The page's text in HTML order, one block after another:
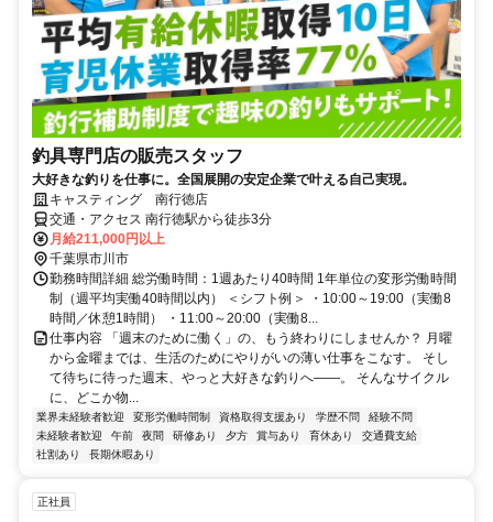
釣具専門店の販売スタッフ
大好きな釣りを仕事に。全国展開の安定企業で叶える自己実現。
キャスティング 南行徳店
交通・アクセス 南行徳駅から徒歩3分
月給211,000円以上
千葉県市川市
勤務時間詳細 総労働時間：1週あたり40時間 1年単位の変形労働時間
制（週平均実働40時間以内） ＜シフト例＞ ・10:00～19:00（実働8
時間／休憩1時間） ・11:00～20:00（実働8...
仕事内容 「週末のために働く」の、もう終わりにしませんか？ 月曜
から金曜までは、生活のためにやりがいの薄い仕事をこなす。 そし
て待ちに待った週末、やっと大好きな釣りへ——。 そんなサイクル
に、どこか物...
業界未経験者歓迎 変形労働時間制 資格取得支援あり 学歴不問
経験不問
未経験者歓迎
午前 夜間 研修あり 夕方 賞与あり 育休あり
交通費支給
社割あり
長期休暇あり
正社員